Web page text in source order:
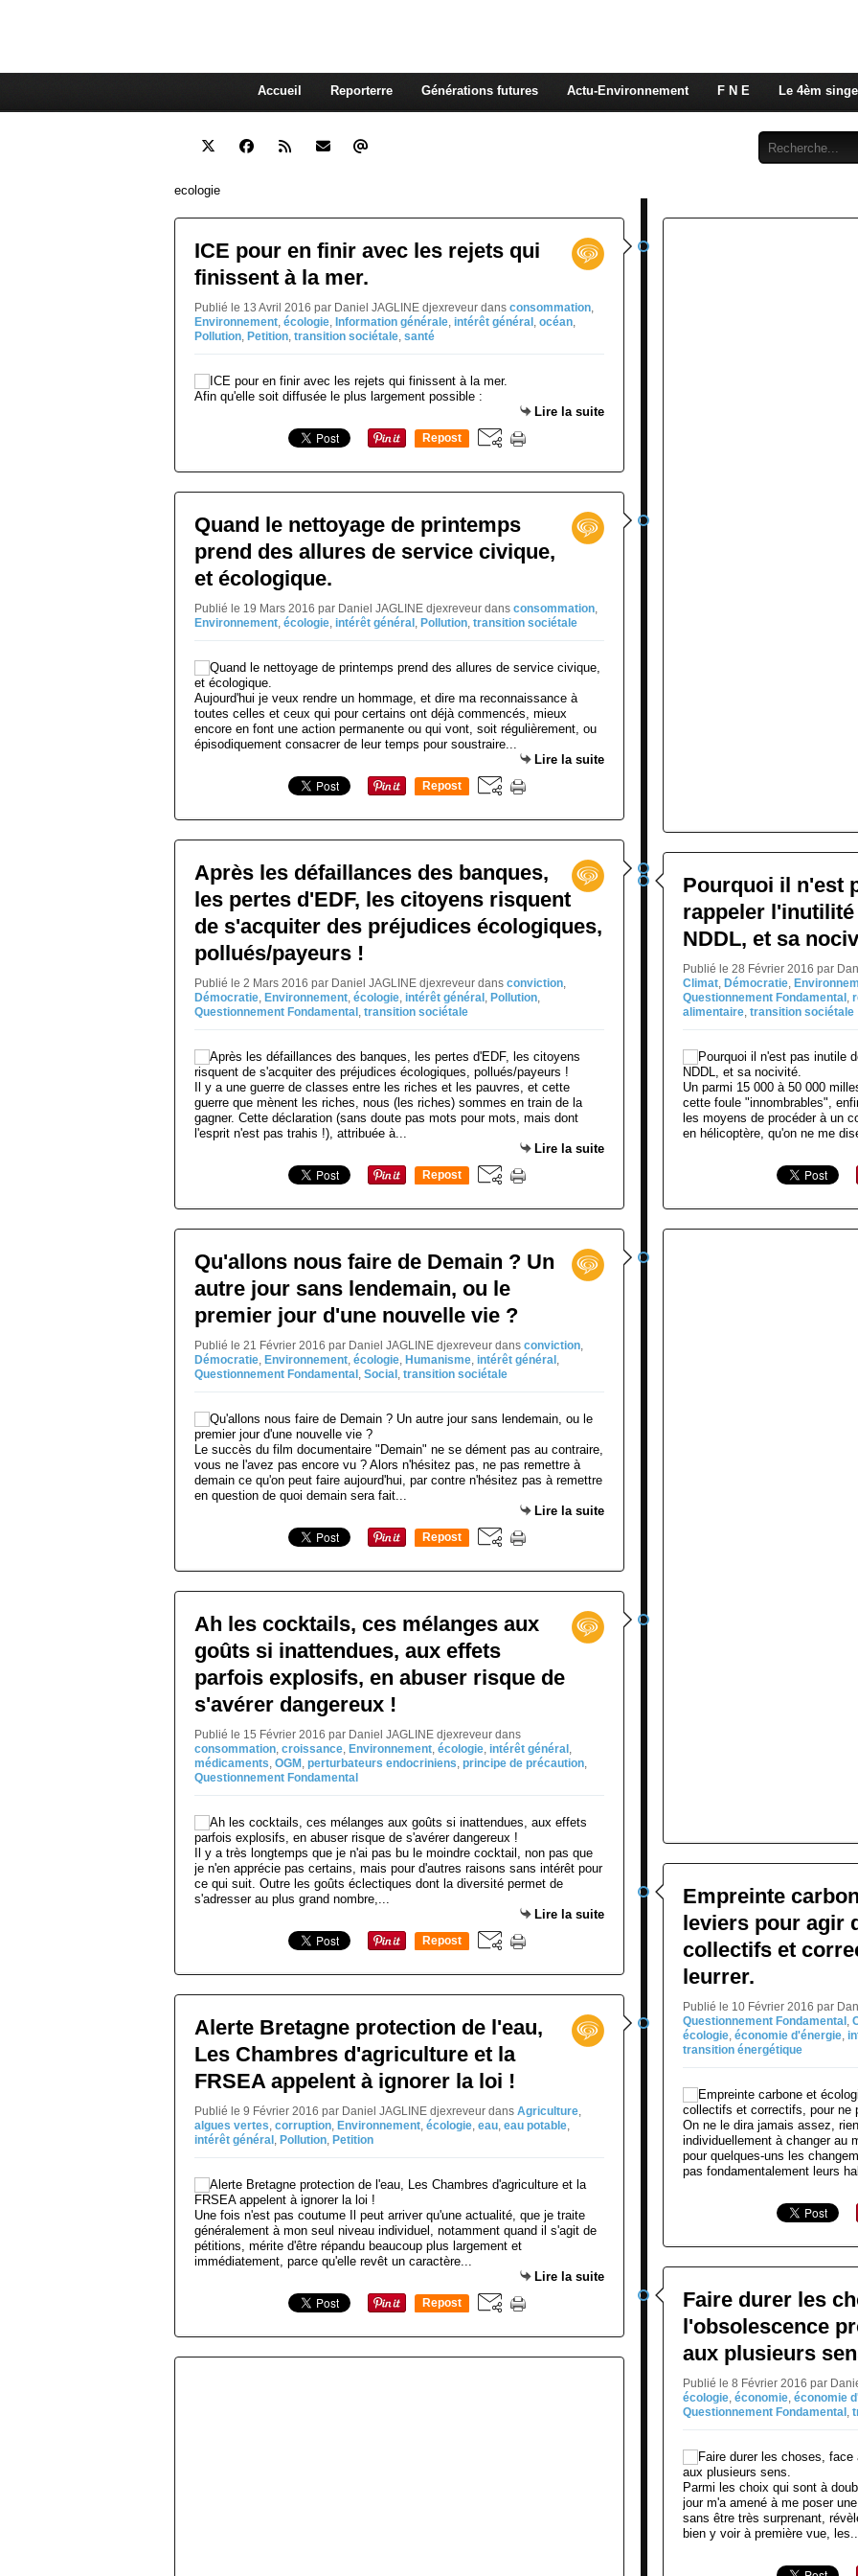
Accueil Reporterre Générations futures Actu-Environnement F N E Le 4èm singe
ecologie
ICE pour en finir avec les rejets qui
finissent à la mer.
Publié le 13 Avril 2016 par Daniel JAGLINE djexreveur dans consommation,
Environnement, écologie, Information générale, intérêt général , océan,
Pollution, Petition, transition sociétale, santé
Afin qu'elle soit diffusée le plus largement possible :
Lire la suite
Repost
Quand le nettoyage de printemps
prend des allures de service civique,
et écologique.
Publié le 19 Mars 2016 par Daniel JAGLINE djexreveur dans consommation,
Environnement, écologie, intérêt général , Pollution, transition sociétale
Aujourd'hui je veux rendre un hommage, et dire ma reconnaissance à
toutes celles et ceux qui pour certains ont déjà commencés, mieux
encore en font une action permanente ou qui vont, soit régulièrement, ou
épisodiquement consacrer de leur temps pour soustraire...
Lire la suite
Repost
Après les défaillances des banques,
les pertes d'EDF, les citoyens risquent
de s'acquiter des préjudices écologiques,
pollués/payeurs !
Publié le 2 Mars 2016 par Daniel JAGLINE djexreveur dans conviction,
Démocratie, Environnement, écologie, intérêt général , Pollution,
Questionnement Fondamental , transition sociétale
Il y a une guerre de classes entre les riches et les pauvres, et cette
guerre que mènent les riches, nous (les riches) sommes en train de la
gagner. Cette déclaration (sans doute pas mots pour mots, mais dont
l'esprit n'est pas trahis !), attribuée à...
Lire la suite
Repost
Qu'allons nous faire de Demain ? Un
autre jour sans lendemain, ou le
premier jour d'une nouvelle vie ?
Publié le 21 Février 2016 par Daniel JAGLINE djexreveur dans conviction,
Démocratie, Environnement, écologie, Humanisme, intérêt général ,
Questionnement Fondamental , Social , transition sociétale
Le succès du film documentaire "Demain" ne se dément pas au contraire,
vous ne l'avez pas encore vu ? Alors n'hésitez pas, ne pas remettre à
demain ce qu'on peut faire aujourd'hui, par contre n'hésitez pas à remettre
en question de quoi demain sera fait...
Lire la suite
Repost
Ah les cocktails, ces mélanges aux
goûts si inattendues, aux effets
parfois explosifs, en abuser risque de
s'avérer dangereux !
Publié le 15 Février 2016 par Daniel JAGLINE djexreveur dans
consommation, croissance, Environnement, écologie, intérêt général ,
médicaments, OGM , perturbateurs endocriniens, principe de précaution,
Questionnement Fondamental
Il y a très longtemps que je n'ai pas bu le moindre cocktail, non pas que
je n'en apprécie pas certains, mais pour d'autres raisons sans intérêt pour
ce qui suit. Outre les goûts éclectiques dont la diversité permet de
s'adresser au plus grand nombre,...
Lire la suite
Repost
Alerte Bretagne protection de l'eau,
Les Chambres d'agriculture et la
FRSEA appelent à ignorer la loi !
Publié le 9 Février 2016 par Daniel JAGLINE djexreveur dans Agriculture,
algues vertes, corruption, Environnement, écologie, eau, eau potable,
intérêt général , Pollution, Petition
Une fois n'est pas coutume Il peut arriver qu'une actualité, que je traite
généralement à mon seul niveau individuel, notamment quand il s'agit de
pétitions, mérite d'être répandu beaucoup plus largement et
immédiatement, parce qu'elle revêt un caractère...
Lire la suite
Repost
Pourquoi il n'est
rappeler
NDDL, et sa
Publié le 28 Février 2016 par
Climat, Démocratie,
Questionnement Fondamental ,
alimentaire, transition sociétale
Un parmi 15 000 à 50 000
cette foule "innombrables",
les moyens de procéder à un
en hélicoptère, qu'on ne me
Empreinte
leviers pour agir
collectifs et
leurrer.
Publié le 10 Février 2016 par
Questionnement Fondamental ,
écologie, économie d'énergie,
transition énergétique
On ne le dira jamais assez,
individuellement à changer au
pour quelques-uns les
pas fondamentalement leurs
Faire durer les
l'obsolescence
aux plusieurs
Publié le 8 Février 2016 par
écologie, économie, économie
Questionnement Fondamental ,
Parmi les choix qui sont à
jour m'a amené à me poser
sans être très surprenant,
bien y voir à première vue,